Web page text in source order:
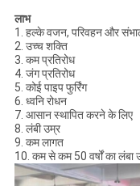
लाभ
1. हल्के वजन, परिवहन और
2. उच्च शक्ति
3. कम प्रतिरोध
4. जंग प्रतिरोध
5. कोई पाइप फुर्रिंग
6. ध्वनि रोधन
7. आसान स्थापित करने के लिए
8. लंबी उम्र
9. कम लागत
10. कम से कम 50 वर्षों का लंबा